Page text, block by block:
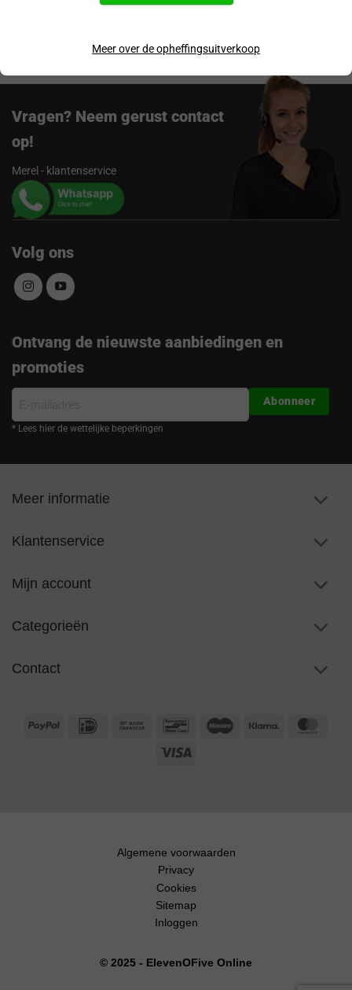
Vragen? Neem gerust contact
op!
Merel - klantenservice
Volg ons
Ontvang de nieuwste aanbiedingen en
promoties
mailadres
* Lees hier de wettelijke beperkingen
Abonneer
Meer informatie
Klantenservice
Mijn account
Categorieën
Contact
PayPal IDeal
Bank
BancontactMaestro Klarna
Algemene voorwaarden
Privacy
Cookies
Sitemap
Inloggen
© 2025 - ElevenOFive Online
Meer over de opheffingsuitverkoop